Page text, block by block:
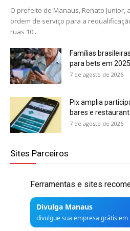
O prefeito de Manaus, Renato Junior,
ordem de serviço para a
ruas 10...
Famílias
para bets em 2025
7 de agosto de 2026
Pix amplia
bares e
7 de agosto de 2026
Sites Parceiros
Ferramentas e sites
Divulga Manaus
divulgue sua empresa grátis em